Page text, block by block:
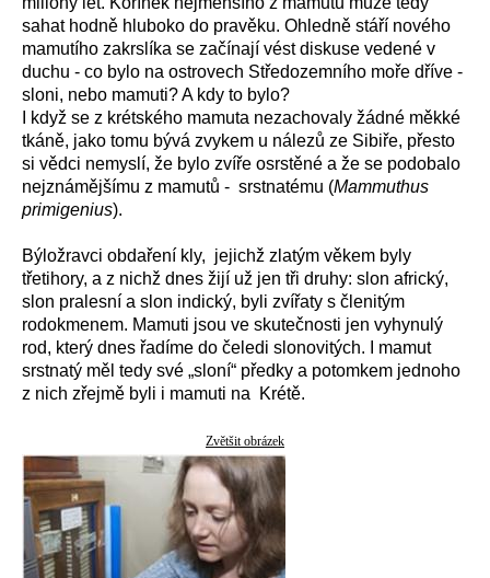
sahat hodně hluboko do pravěku. Ohledně stáří nového
mamutího zakrslíka se začínají vést diskuse vedené v
duchu - co bylo na ostrovech Středozemního moře dříve -
sloni, nebo mamuti? A kdy to bylo?
I když se z krétského mamuta nezachovaly žádné měkké
tkáně, jako tomu bývá zvykem u nálezů ze Sibiře, přesto
si vědci nemyslí, že bylo zvíře osrstěné a že se podobalo
nejznámějšímu z mamutů - srstnatému (Mammuthus
primigenius).
Býložravci obdaření kly, jejichž zlatým věkem byly
třetihory, a z nichž dnes žijí už jen tři druhy: slon africký,
slon pralesní a slon indický, byli zvířaty s členitým
rodokmenem. Mamuti jsou ve skutečnosti jen vyhynulý
rod, který dnes řadíme do čeledi slonovitých. I mamut
srstnatý měl tedy své „sloní“ předky a potomkem jednoho
z nich zřejmě byli i mamuti na Krétě.
Zvětšit obrázek